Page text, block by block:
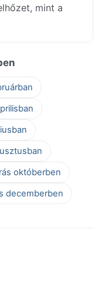
mint a
októberben
decemberben